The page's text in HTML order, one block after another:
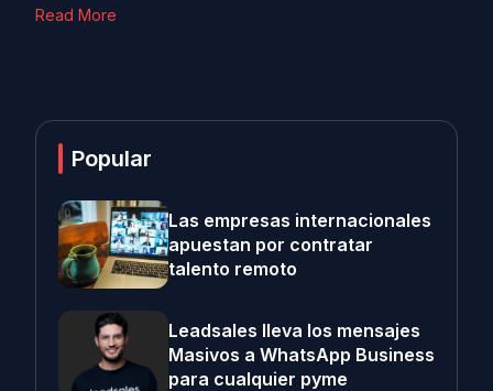
Read More
Popular
Las empresas internacionales
apuestan por contratar
talento remoto
Leadsales lleva los mensajes
Masivos a WhatsApp Business
para cualquier pyme